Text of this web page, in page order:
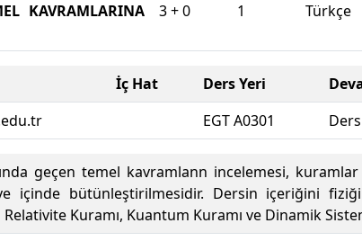
KAVRAMLARINA
3 + 0 1 Türkçe
İç Hat Ders Yeri
EGT A0301
geçen temel kavramlann incelemesi,
içinde bütünleştirilmesidir. Dersin içeriğini
Kuramı, Kuantum Kuramı ve Dinamik